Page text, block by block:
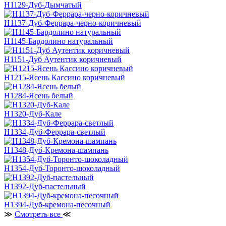
H1129-Дуб-Дымчатый
H1137-Дуб-Феррара-черно-коричневый
H1145-Бардолино натуральный
H1151-Дуб Аутентик коричневый
H1215-Ясень Кассино коричневый
H1284-Ясень белый
H1320-Дуб-Кале
H1334-Дуб-Феррара-светлый
H1348-Дуб-Кремона-шампань
H1354-Дуб-Торонто-шоколадный
H1392-Дуб-пастельный
H1394-Дуб-кремона-песочный
≫ Смотреть все ≪